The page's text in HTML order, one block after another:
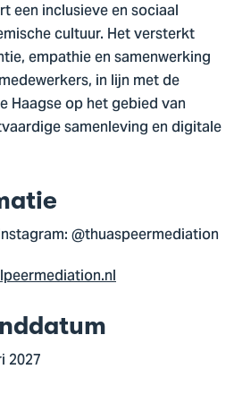
een inclusieve en sociaal
cultuur. Het versterkt
empathie en samenwerking
in lijn met de
Haagse op het gebied van
samenleving en digitale
@thuaspeermediation
2027